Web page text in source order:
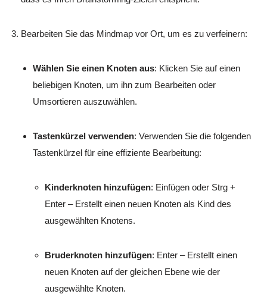
Bearbeiten Sie das Mindmap vor Ort, um es zu verfeinern:
Wählen Sie einen Knoten aus: Klicken Sie auf einen
beliebigen Knoten, um ihn zum Bearbeiten oder
Umsortieren auszuwählen.
Tastenkürzel verwenden: Verwenden Sie die folgenden
Tastenkürzel für eine effiziente Bearbeitung:
Kinderknoten hinzufügen: Einfügen oder Strg +
Enter – Erstellt einen neuen Knoten als Kind des
ausgewählten Knotens.
Bruderknoten hinzufügen: Enter – Erstellt einen
neuen Knoten auf der gleichen Ebene wie der
ausgewählte Knoten.